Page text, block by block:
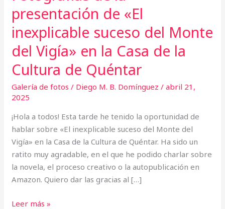
presentación de «El
inexplicable suceso del Monte
del Vigía» en la Casa de la
Cultura de Quéntar
Galería de fotos / Diego M. B. Domínguez/abril 21,
2025
¡Hola a todos! Esta tarde he tenido la oportunidad de
hablar sobre «El inexplicable suceso del Monte del
Vigía» en la Casa de la Cultura de Quéntar. Ha sido un
ratito muy agradable, en el que he podido charlar sobre
la novela, el proceso creativo o la autopublicación en
Amazon. Quiero dar las gracias al […]
de
la
de
Quéntar
Leer más »